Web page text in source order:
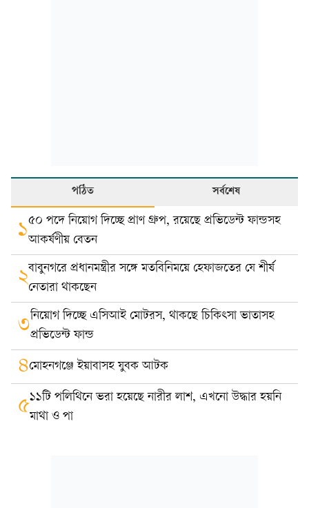
পঠিত সর্বশেষ
১৫০ পদে নিয়োগ দিচ্ছে প্রাণ গ্রুপ, রয়েছে প্রভিডেন্ট ফান্ডসহ
আকর্ষণীয় বেতন
২বাবুনগরে প্রধানমন্ত্রীর সঙ্গে মতবিনিময়ে হেফাজতের যে শীর্ষ
নেতারা থাকছেন
৩নিয়োগ দিচ্ছে এসিআই মোটরস, থাকছে চিকিৎসা ভাতাসহ
প্রভিডেন্ট ফান্ড
৪মোহনগঞ্জে ইয়াবাসহ যুবক আটক
৫১১টি পলিথিনে ভরা হয়েছে নারীর লাশ, এখনো উদ্ধার হয়নি
মাথা ও পা